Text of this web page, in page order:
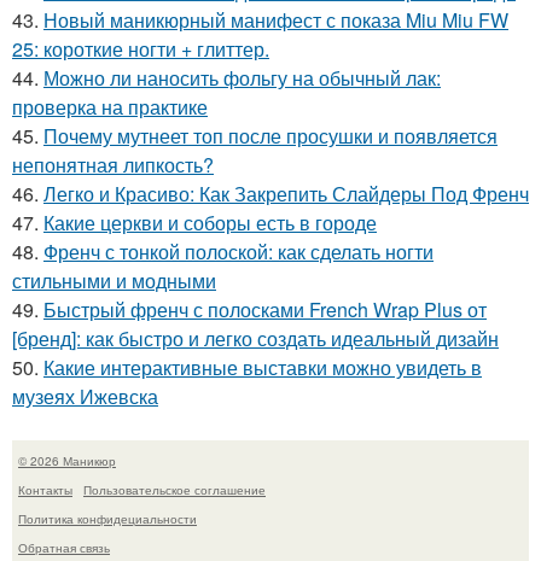
43. Новый маникюрный манифест с показа Miu Miu FW
25: короткие ногти + глиттер.
44. Можно ли наносить фольгу на обычный лак:
проверка на практике
45. Почему мутнеет топ после просушки и появляется
непонятная липкость?
46. Легко и Красиво: Как Закрепить Слайдеры Под Френч
47. Какие церкви и соборы есть в городе
48. Френч с тонкой полоской: как сделать ногти
стильными и модными
49. Быстрый френч с полосками French Wrap Plus от
[бренд]: как быстро и легко создать идеальный дизайн
50. Какие интерактивные выставки можно увидеть в
музеях Ижевска
© 2026 Маникюр
Контакты
Пользовательское соглашение
Политика конфидециальности
Обратная связь